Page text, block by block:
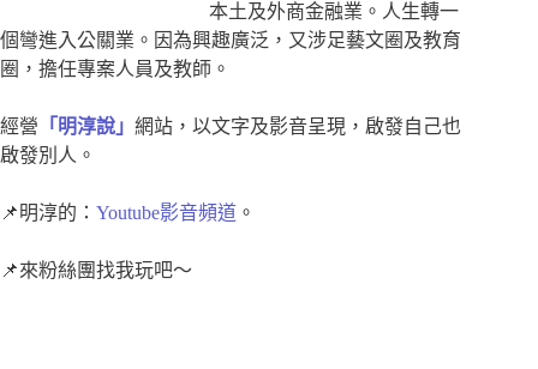
本土及外商金融業。人生轉一
個彎進入公關業。因為興趣廣泛，又涉足藝文圈及教育
圈，擔任專案人員及教師。
經營 「明淳說」 網站，以文字及影音呈現，啟發自己也
啟發別人。
📌明淳的： Youtube影音頻道 。
📌來粉絲團找我玩吧～